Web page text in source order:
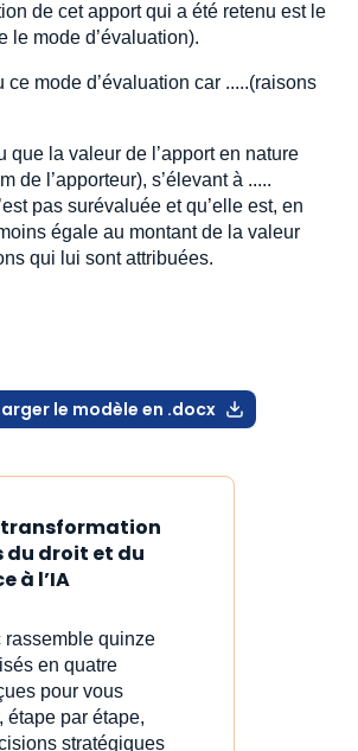
de cet apport qui a été retenu est le
le mode d’évaluation).
ce mode d’évaluation car .....(raisons
que la valeur de l’apport en nature
de l’apporteur), s’élevant à .....
pas surévaluée et qu’elle est, en
égale au montant de la valeur
qui lui sont attribuées.
le modèle en .docx
transformation
du droit et du
à l’IA
quinze
en quatre
pour vous
étape par étape,
stratégiques